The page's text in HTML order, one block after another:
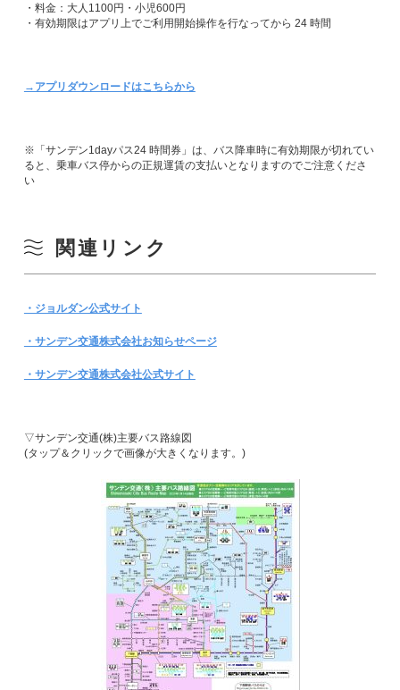
・料金：大人1100円・小児600円
・有効期限はアプリ上でご利用開始操作を行なってから 24 時間
→アプリダウンロードはこちらから
※「サンデン1dayパス24 時間券」は、バス降車時に有効期限が切れてい
ると、乗車バス停からの正規運賃の支払いとなりますのでご注意くださ
い
関連リンク
・ジョルダン公式サイト
・サンデン交通株式会社お知らせページ
・サンデン交通株式会社公式サイト
▽サンデン交通(株)主要バス路線図
(タップ＆クリックで画像が大きくなります。)